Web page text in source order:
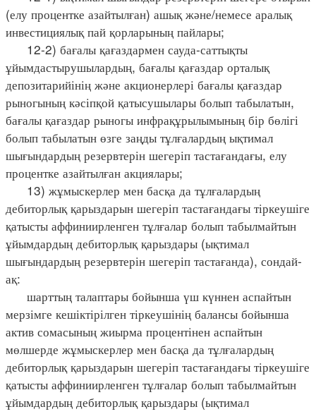
(елу процентке азайтылған) ашық және/немесе аралық
инвестициялық пай қорларының пайлары;
12-2) бағалы қағаздармен сауда-саттықты
ұйымдастырушылардың, бағалы қағаздар орталық
депозитарийінің және акционерлері бағалы қағаздар
рыногының кәсіпқой қатысушылары болып табылатын,
бағалы қағаздар рыногы инфрақұрылымының бір бөлігі
болып табылатын өзге заңды тұлғалардың ықтимал
шығындардың резервтерін шегеріп тастағандағы, елу
процентке азайтылған акциялары;
13) жұмыскерлер мен басқа да тұлғалардың
дебиторлық қарыздарын шегеріп тастағандағы тіркеушіге
қатысты аффиниирленген тұлғалар болып табылмайтын
ұйымдардың дебиторлық қарыздары (ықтимал
шығындардың резервтерін шегеріп тастағанда), сондай-
ақ:
шарттың талаптары бойынша үш күннен аспайтын
мерзімге кешіктірілген тіркеушінің балансы бойынша
актив сомасының жиырма процентінен аспайтын
мөлшерде жұмыскерлер мен басқа да тұлғалардың
дебиторлық қарыздарын шегеріп тастағандағы тіркеушіге
қатысты аффиниирленген тұлғалар болып табылмайтын
ұйымдардың дебиторлық қарыздары (ықтимал